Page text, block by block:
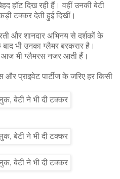
हॉट दिख रही हैं। वहीं उनकी बेटी
टक्कर देती हुई दिखीं।
और शानदार अभिनय से दर्शकों के
भी उनका ग्लैमर बरकरार है।
आज भी ग्लैमरस नजर आती हैं।
प्राइवेट पार्टीज के जरिए हर किसी